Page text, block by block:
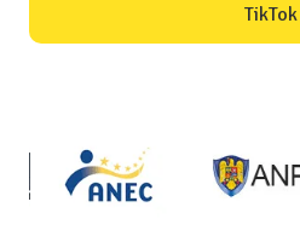
TikTok